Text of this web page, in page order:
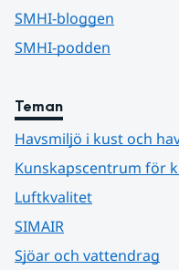
SMHI-bloggen
SMHI-podden
Teman
Havsmiljö i kust och
Kunskapscentrum för
Luftkvalitet
SIMAIR
Sjöar och vattendrag